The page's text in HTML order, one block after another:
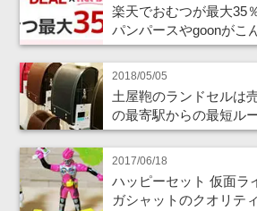
楽天でおむつが最大35
パンパースやgoonがこ
2018/05/05
土屋鞄のランドセルは
の最寄駅からの最短ル
2017/06/18
ハッピーセット 仮面ラ
ガシャットのクオリテ